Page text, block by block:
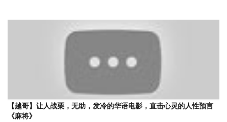
【越哥】让人战栗，无助，发冷的华语电影，直击心灵的人性预言
《麻将》